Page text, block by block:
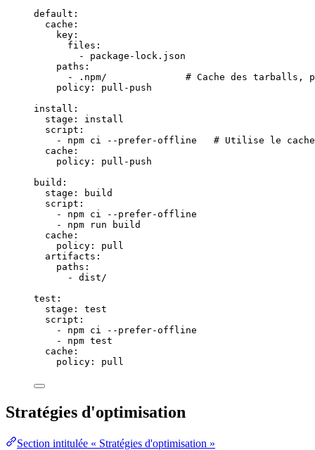
default :
cache :
key :
files :
- package-lock.json
paths :
-
.npm/
# Cache des tarballs,
policy : pull-push
install :
stage : install
script :
- npm ci --prefer-offline
# Utilise le
cache :
policy : pull-push
build :
stage :
build
script :
- npm ci --prefer-offline
- npm run build
cache :
policy : pull
artifacts :
paths :
- dist/
test :
stage : test
script :
- npm ci --prefer-offline
- npm test
cache :
policy : pull
Stratégies d'optimisation
Section intitulée « Stratégies d'optimisation »